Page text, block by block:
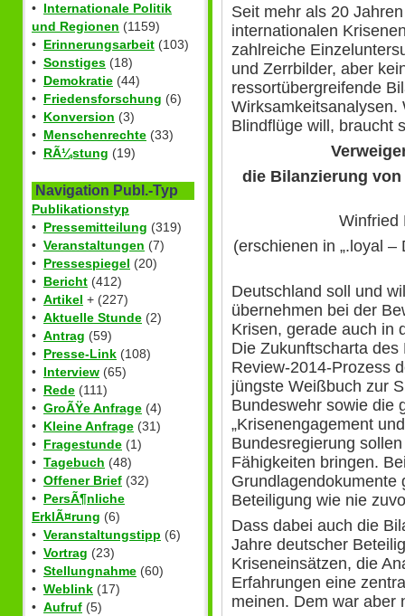
• Internationale Politik
und Regionen (1159)
• Erinnerungsarbeit (103)
• Sonstiges (18)
• Demokratie (44)
• Friedensforschung (6)
• Konversion (3)
• Menschenrechte (33)
• RÃ¼stung (19)
Navigation Publ.-Typ
Publikationstyp
• Pressemitteilung (319)
• Veranstaltungen (7)
• Pressespiegel (20)
• Bericht (412)
• Artikel + (227)
• Aktuelle Stunde (2)
• Antrag (59)
• Presse-Link (108)
• Interview (65)
• Rede (111)
• GroÃŸe Anfrage (4)
• Kleine Anfrage (31)
• Fragestunde (1)
• Tagebuch (48)
• Offener Brief (32)
• PersÃ¶nliche
ErklÃ¤rung (6)
• Veranstaltungstipp (6)
• Vortrag (23)
• Stellungnahme (60)
• Weblink (17)
• Aufruf (5)
Seit mehr als 20
internationalen
zahlreiche
und Zerrbilder, aber
ressortübergreifende
Wirksamkeitsanalysen.
Blindflüge will, braucht
die Bilanzierung
Winfried
(erschienen in „.loyal
Deutschland soll und
übernehmen bei der
Krisen, gerade auch in
Die Zukunftscharta
Review-2014-Prozess
jüngste Weißbuch zur
Bundeswehr sowie die
„Krisenengagement
Bundesregierung
Fähigkeiten bringen.
Grundlagendokumente
Beteiligung wie nie
Dass dabei auch die
Jahre deutscher
Kriseneinsätzen, die
Erfahrungen eine
meinen. Dem war aber